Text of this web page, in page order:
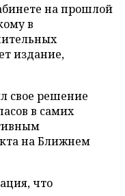
на прошлой
в
издание,
свое решение
в самих
на Ближнем
что